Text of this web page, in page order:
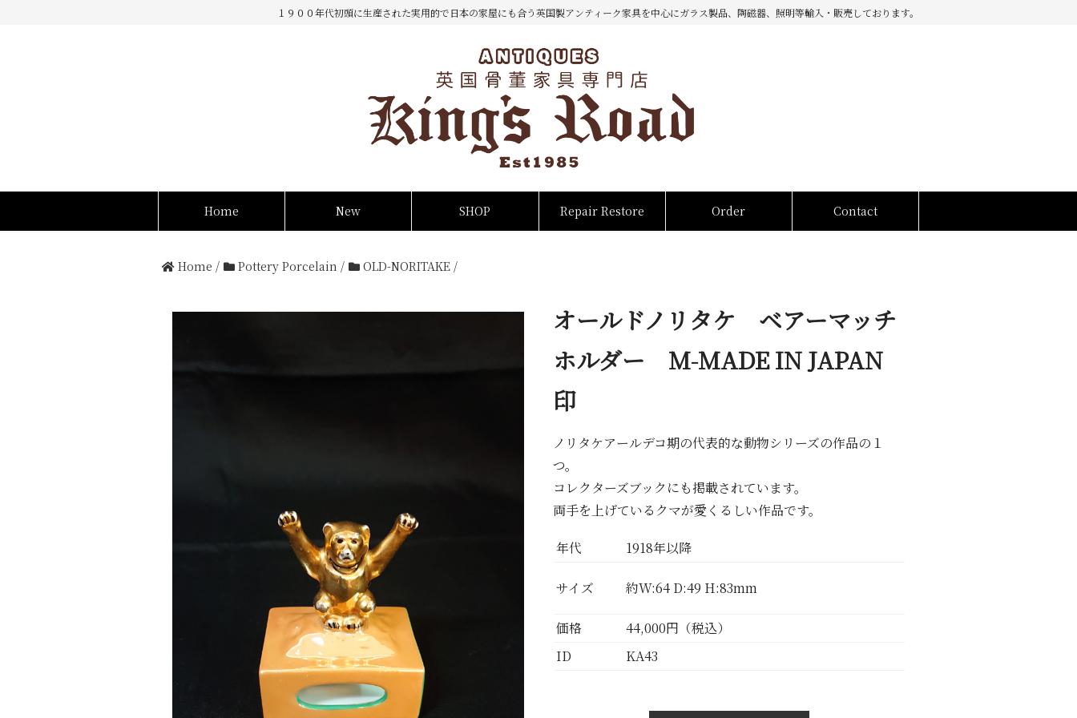
１９００年代初頭に生産された実用的で日本の家屋にも合う英国製アンティーク家具を中心にガラス製品、陶磁器、照明等輸入・販売しております。
Home New SHOP Repair Restore Order Contact
Home / Pottery Porcelain / OLD-NORITAKE /
オールドノリタケ ベアーマッチ
ホルダー M-MADE IN JAPAN
印
ノリタケアールデコ期の代表的な動物シリーズの作品の１
つ。
コレクターズブックにも掲載されています。
両手を上げているクマが愛くるしい作品です。
年代 1918年以降
サイズ 約W:64 D:49 H:83mm
価格
44,000円（税込）
ID
KA43